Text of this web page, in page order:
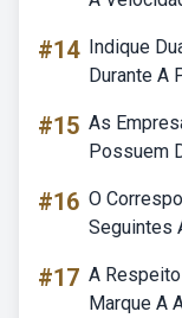
#14 Indique
Durante A
#15 As
Possuem
#16 O
Seguintes
#17 A
Marque A